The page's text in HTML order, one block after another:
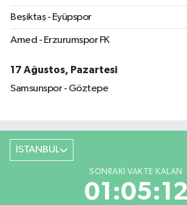
Beşiktaş - Eyüpspor
Amed - Erzurumspor FK
17 Ağustos, Pazartesi
Samsunspor - Göztepe
İSTANBUL
SONRAKI VAKTE KALAN
01:05:11